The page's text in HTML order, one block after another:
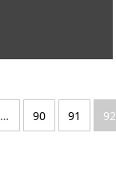
… 90 91 92